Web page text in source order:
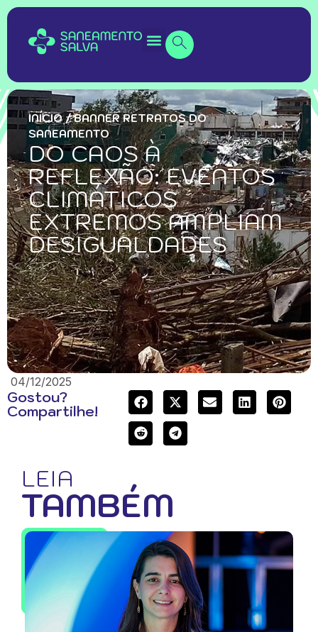
INÍCIO/BANNER RETRATOS DO
SANEAMENTO
DO CAOS À
REFLEXÃO: EVENTOS
CLIMÁTICOS
EXTREMOS AMPLIAM
DESIGUALDADES
04/12/2025
Gostou?
Compartilhe!
LEIA
TAMBÉM